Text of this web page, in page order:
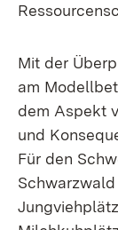
Mit der
am
dem Aspekt
und
Für den